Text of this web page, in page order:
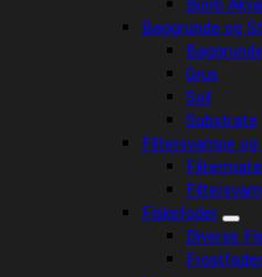
Baggrunde og
Baggrunde
Grus
Soil
Substrate
Filtersvampe
Fiskefoder
Diverse
Frostfoder